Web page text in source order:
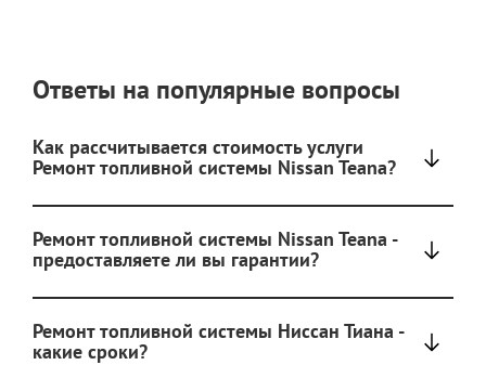
Ответы на популярные вопросы
Как рассчитывается стоимость услуги
Ремонт топливной системы Nissan Teana?
Ремонт топливной системы Nissan Teana -
предоставляете ли вы гарантии?
Ремонт топливной системы Ниссан Тиана -
какие сроки?